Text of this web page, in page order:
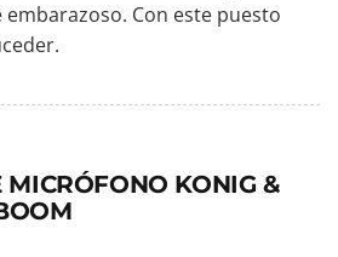
Con este puesto
MICRÓFONO KONIG &